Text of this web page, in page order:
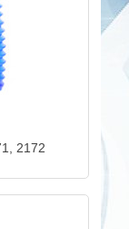
2172